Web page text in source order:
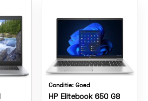
Conditie:Goed
HP Elitebook 650 G8